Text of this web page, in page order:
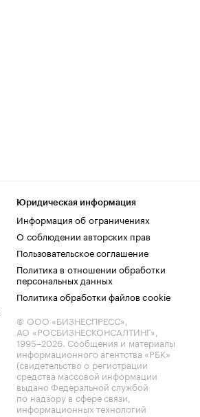
Юридическая информация
Информация об ограничениях
О соблюдении авторских прав
Пользовательское соглашение
Политика в отношении обработки
персональных данных
Политика обработки файлов cookie
© ООО «БИЗНЕСПРЕСС»,
АО «РОСБИЗНЕСКОНСАЛТИНГ»,
1995–2026. Сообщения и материалы
информационного агентства «РБК»
(свидетельство о регистрации
средства массовой информации
выдано Федеральной службой
по надзору в сфере связи,
информационных технологий